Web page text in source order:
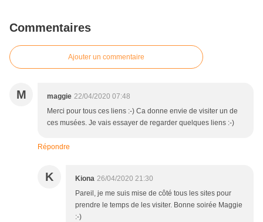
Commentaires
Ajouter un commentaire
M maggie 22/04/2020 07:48
Merci pour tous ces liens :-) Ca donne envie de visiter un de
ces musées. Je vais essayer de regarder quelques liens :-)
Répondre
K Kiona 26/04/2020 21:30
Pareil, je me suis mise de côté tous les sites pour
prendre le temps de les visiter. Bonne soirée Maggie
:-)